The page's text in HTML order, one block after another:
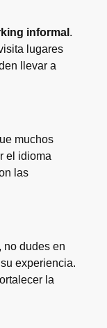
informal .
lugares
llevar a
muchos
el idioma
las
no dudes en
experiencia.
la